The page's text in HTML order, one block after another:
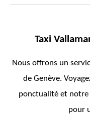
Taxi
Nous offrons un
de Genève.
ponctualité et notre
pour